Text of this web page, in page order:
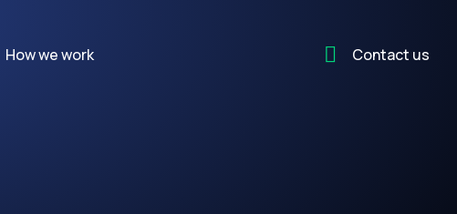
How we work Contact us